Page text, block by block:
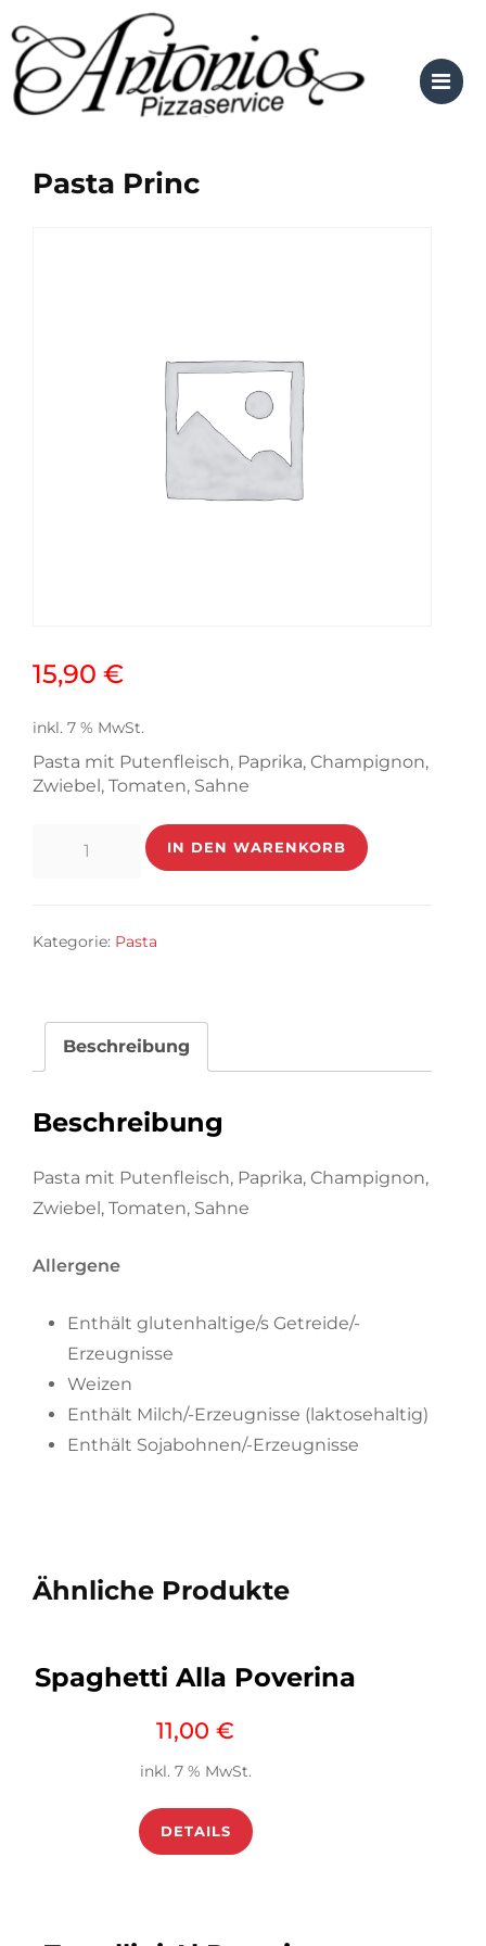
to
content
Pasta Princ
15,90 €
inkl. 7 % MwSt.
Pasta mit Putenfleisch, Paprika, Champignon,
Zwiebel, Tomaten, Sahne
IN DEN WARENKORB
Kategorie: Pasta
Beschreibung
Beschreibung
Pasta mit Putenfleisch, Paprika, Champignon,
Zwiebel, Tomaten, Sahne
Allergene
Enthält glutenhaltige/s Getreide/-
Erzeugnisse
Weizen
Enthält Milch/-Erzeugnisse (laktosehaltig)
Enthält Sojabohnen/-Erzeugnisse
Ähnliche Produkte
Spaghetti Alla Poverina
11,00 €
inkl. 7 % MwSt.
DETAILS